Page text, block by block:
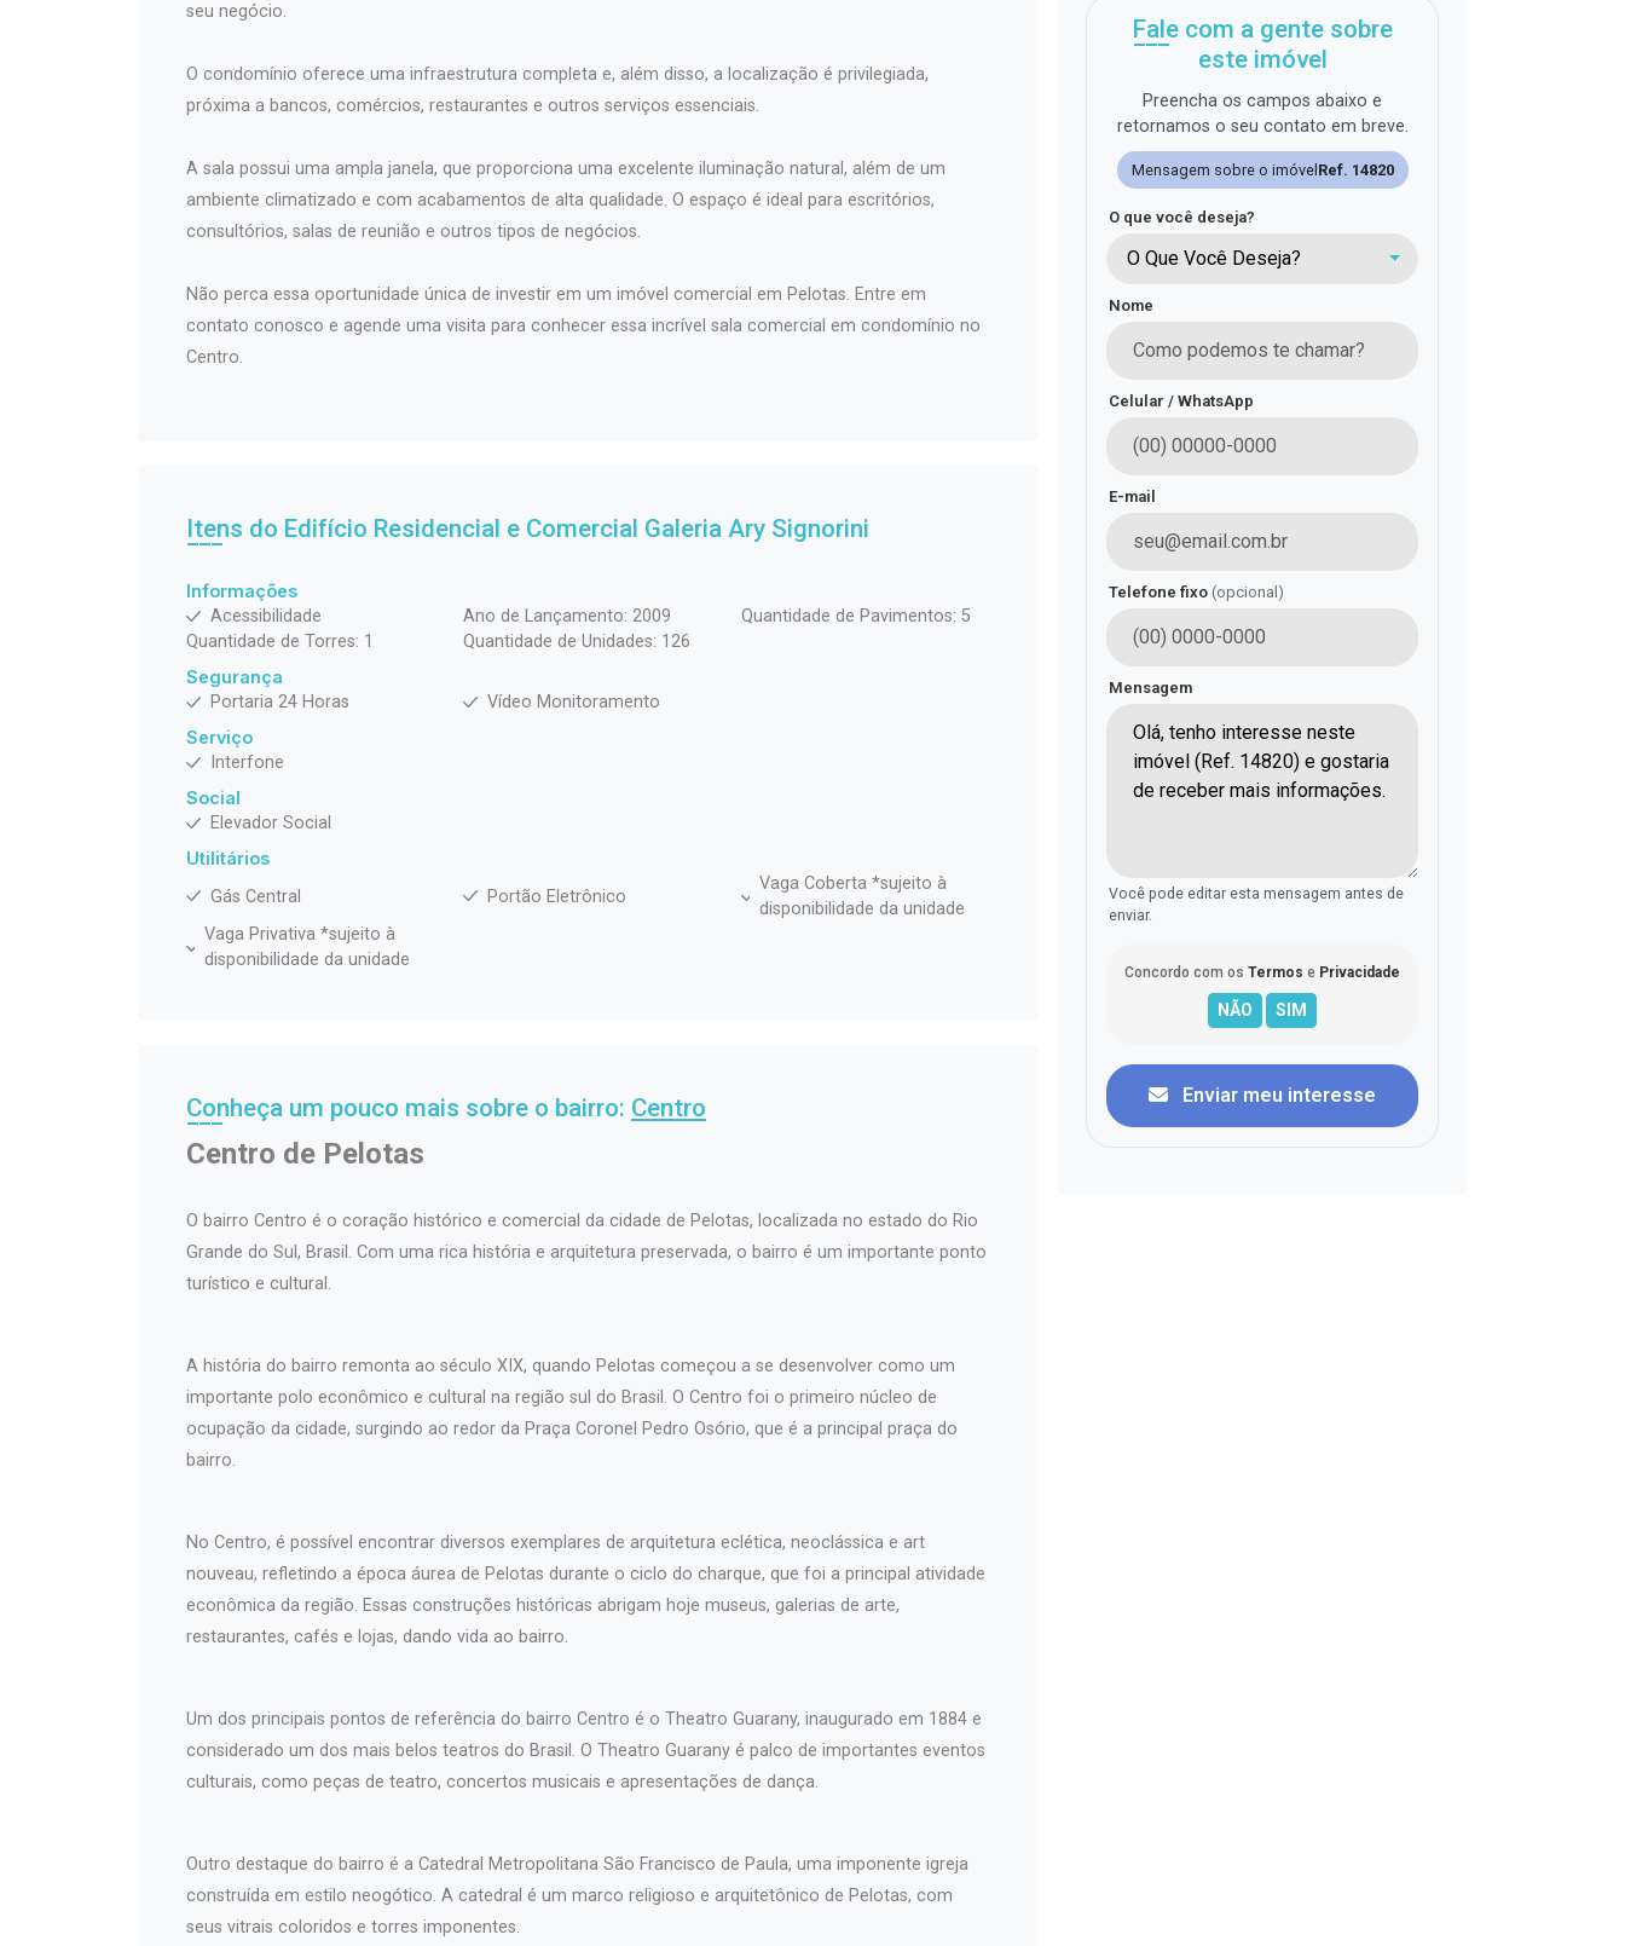
seu negócio.
O condomínio oferece uma infraestrutura completa e, além disso, a localização é privilegiada,
próxima a bancos, comércios, restaurantes e outros serviços essenciais.
A sala possui uma ampla janela, que proporciona uma excelente iluminação natural, além de um
ambiente climatizado e com acabamentos de alta qualidade. O espaço é ideal para escritórios,
consultórios, salas de reunião e outros tipos de negócios.
Não perca essa oportunidade única de investir em um imóvel comercial em Pelotas. Entre em
contato conosco e agende uma visita para conhecer essa incrível sala comercial em condomínio no
Centro.
Itens do Edifício Residencial e Comercial Galeria Ary Signorini
Informações
Acessibilidade
Ano de Lançamento: 2009
Quantidade de Pavimentos: 5
Quantidade de Torres: 1
Quantidade de Unidades: 126
Segurança
Portaria 24 Horas
Vídeo Monitoramento
Serviço
Interfone
Social
Elevador Social
Utilitários
Gás Central
Portão Eletrônico
Vaga Coberta *sujeito à
disponibilidade da unidade
Vaga Privativa *sujeito à
disponibilidade da unidade
Conheça um pouco mais sobre o bairro: Centro
Centro de Pelotas
O bairro Centro é o coração histórico e comercial da cidade de Pelotas, localizada no estado do Rio
Grande do Sul, Brasil. Com uma rica história e arquitetura preservada, o bairro é um importante ponto
turístico e cultural.
A história do bairro remonta ao século XIX, quando Pelotas começou a se desenvolver como um
importante polo econômico e cultural na região sul do Brasil. O Centro foi o primeiro núcleo de
ocupação da cidade, surgindo ao redor da Praça Coronel Pedro Osório, que é a principal praça do
bairro.
No Centro, é possível encontrar diversos exemplares de arquitetura eclética, neoclássica e art
nouveau, refletindo a época áurea de Pelotas durante o ciclo do charque, que foi a principal atividade
econômica da região. Essas construções históricas abrigam hoje museus, galerias de arte,
restaurantes, cafés e lojas, dando vida ao bairro.
Um dos principais pontos de referência do bairro Centro é o Theatro Guarany, inaugurado em 1884 e
considerado um dos mais belos teatros do Brasil. O Theatro Guarany é palco de importantes eventos
culturais, como peças de teatro, concertos musicais e apresentações de dança.
Outro destaque do bairro é a Catedral Metropolitana São Francisco de Paula, uma imponente igreja
construída em estilo neogótico. A catedral é um marco religioso e arquitetônico de Pelotas, com
seus vitrais coloridos e torres imponentes.
Fale com a gente sobre
este imóvel
Preencha os campos abaixo e
retornamos o seu contato em breve.
Mensagem sobre o imóvel Ref. 14820
O que você deseja?
O Que Você Deseja?
Nome
Celular / WhatsApp
E-mail
Telefone fixo (opcional)
Mensagem
Você pode editar esta mensagem antes de
enviar.
Concordo com os Termos e Privacidade
Enviar meu interesse